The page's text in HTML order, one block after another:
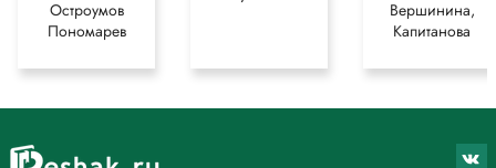
Остроумов
Пономарев
Вершинина,
Капитанова